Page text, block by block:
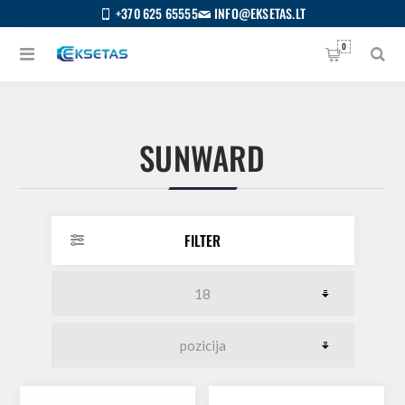
+370 625 65555 INFO@EKSETAS.LT
0
SUNWARD
FILTER